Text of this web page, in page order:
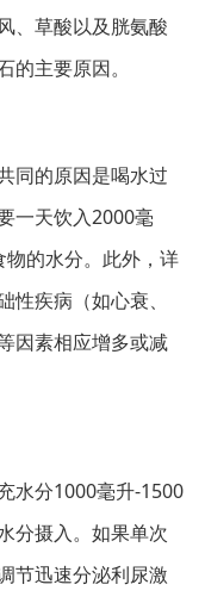
、草酸以及胱氨酸
主要原因。
同的原因是喝水过
一天饮入2000毫
的水分。此外，详
疾病（如心衰、
因素相应增多或减
水分1000毫升-1500
分摄入。如果单次
节迅速分泌利尿激